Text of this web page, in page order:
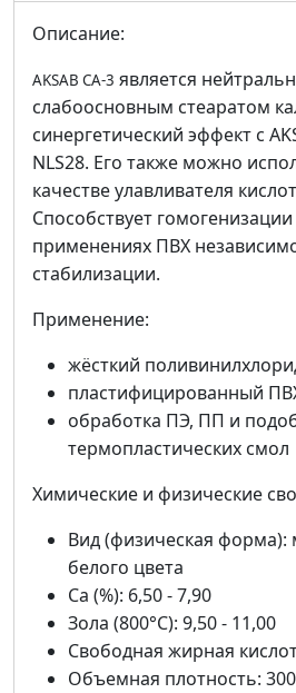
Описание:
AKSAB CA-3 является
слабоосновным стеаратом
синергетический эффект с
NLS28. Его также можно
качестве улавливателя
Способствует гомогенизации
применениях ПВХ
стабилизации.
Применение:
жёсткий
пластифицированный
обработка ПЭ, ПП и
термопластических смол
Химические и физические
Вид (физическая
белого цвета
Ca (%): 6,50 - 7,90
Зола (800°C): 9,50 - 11,00
Свободная жирная
Объемная плотность: